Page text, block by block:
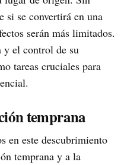
si se convertirá en una
serán más limitados.
y el control de su
tareas cruciales para
temprana
en este descubrimiento
temprana y a la